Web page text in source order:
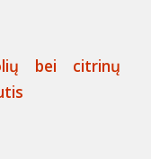
bei citrinų